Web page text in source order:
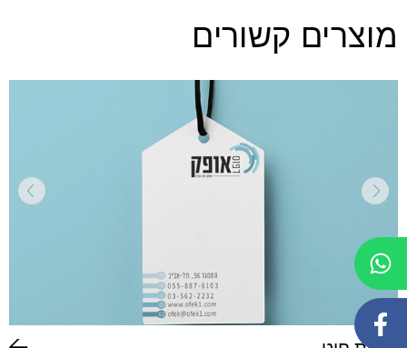
מוצרים קשורים